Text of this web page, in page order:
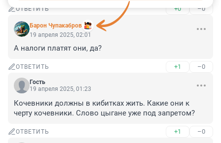
ОТВЕТИТЬ +0 –0
Барон Чупакабров
19 апреля 2025, 02:01
А налоги платят они, да?
ОТВЕТИТЬ +1 –0
Гость
19 апреля 2025, 01:23
Кочевники должны в кибитках жить. Какие они к
черту кочевники. Слово цыгане уже под запретом?
ОТВЕТИТЬ +1 –0